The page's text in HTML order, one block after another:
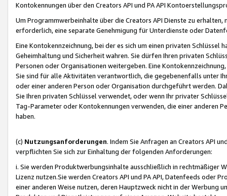
Kontokennungen über den Creators API und PA API
Um Programmwerbeinhalte über die Creators API Dienste zu
erforderlich, eine separate Genehmigung für Unterdienste oder
Eine Kontokennzeichnung, bei der es sich um einen privaten
Geheimhaltung und Sicherheit wahren. Sie dürfen Ihren privaten
Personen oder Organisationen weitergeben. Eine
Sie sind für alle Aktivitäten verantwortlich, die gegebenenfalls unter
oder einer anderen Person oder Organisation durchgeführt werden.
Sie Ihren privaten Schlüssel verwendet, oder wenn Ihr privater
Tag-Parameter oder Kontokennungen verwenden, die einer anderen
haben.
(c) Nutzungsanforderungen. Indem Sie Anfragen an Creators API
verpflichten Sie sich zur Einhaltung der folgenden Anforderungen:
i. Sie werden Produktwerbungsinhalte ausschließlich in rechtmäßiger
Lizenz nutzen.Sie werden Creators API und PA API, Datenfeeds oder
einer anderen Weise nutzen, deren Hauptzweck nicht in der Werbung